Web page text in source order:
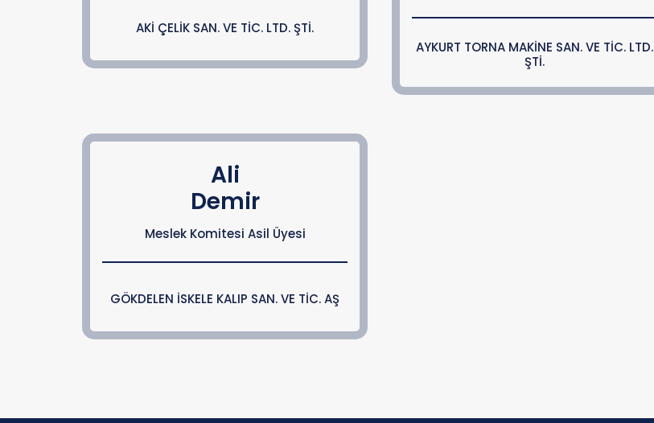
AKİ ÇELİK SAN. VE TİC. LTD. ŞTİ.
AYKURT TORNA MAKİNE SAN. VE TİC. LTD.
ŞTİ.
Ali
Demir
Meslek Komitesi Asil Üyesi
GÖKDELEN İSKELE KALIP SAN. VE TİC. AŞ